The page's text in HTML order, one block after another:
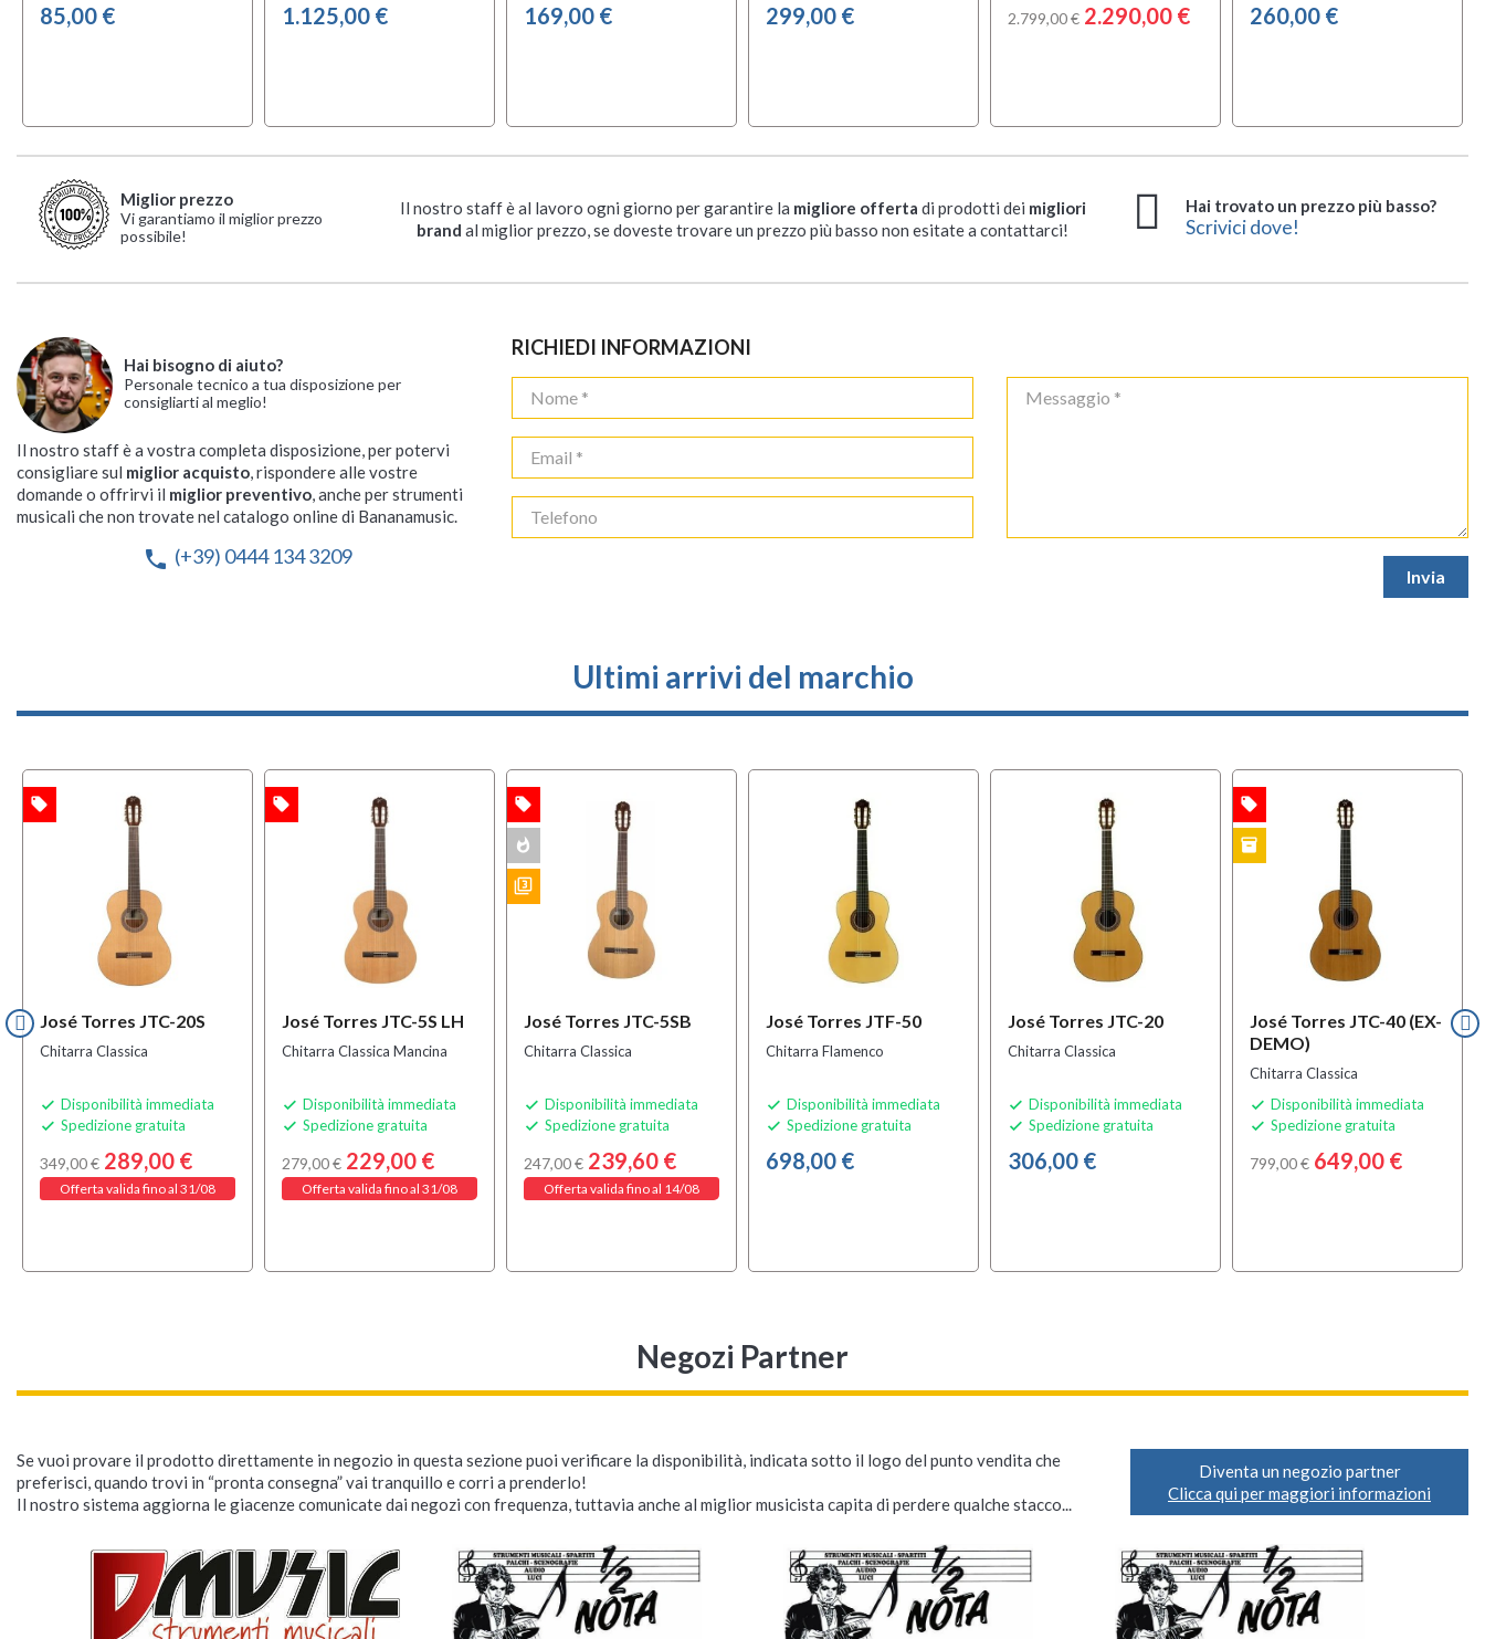
85,00 € 1.125,00 € 169,00 € 299,00 € 2.799,00 € 2.290,00 € 260,00 €
Miglior prezzo
Vi garantiamo il miglior prezzo
possibile!
Il nostro staff è al lavoro ogni giorno per garantire la migliore offerta di prodotti dei migliori
brand al miglior prezzo, se doveste trovare un prezzo più basso non esitate a contattarci!
Hai trovato un prezzo più basso?
Scrivici dove!
Hai bisogno di aiuto?
Personale tecnico a tua disposizione per
consigliarti al meglio!
Il nostro staff è a vostra completa disposizione, per potervi
consigliare sul miglior acquisto, rispondere alle vostre
domande o offrirvi il miglior preventivo, anche per strumenti
musicali che non trovate nel catalogo online di Bananamusic.
phone (+39) 0444 134 3209
RICHIEDI INFORMAZIONI
Ultimi arrivi del marchio
José Torres JTC-20S
Chitarra Classica
 Disponibilità immediata
 Spedizione gratuita
349,00 € 289,00 €
Offerta valida fino al 31/08
local_offer
José Torres JTC-5S LH
Chitarra Classica Mancina
 Disponibilità immediata
 Spedizione gratuita
279,00 € 229,00 €
Offerta valida fino al 31/08
local_offer
José Torres JTC-5SB
Chitarra Classica
 Disponibilità immediata
 Spedizione gratuita
247,00 € 239,60 €
Offerta valida fino al 14/08
local_offer
whatshot
filter_3
José Torres JTF-50
Chitarra Flamenco
 Disponibilità immediata
 Spedizione gratuita
698,00 €
José Torres JTC-20
Chitarra Classica
 Disponibilità immediata
 Spedizione gratuita
306,00 €
José Torres JTC-40 (EX-
DEMO)
Chitarra Classica
 Disponibilità immediata
 Spedizione gratuita
799,00 € 649,00 €
local_offer
inventory
Negozi Partner
Se vuoi provare il prodotto direttamente in negozio in questa sezione puoi verificare la disponibilità, indicata sotto il logo del punto vendita che
preferisci, quando trovi in “pronta consegna” vai tranquillo e corri a prenderlo!
Il nostro sistema aggiorna le giacenze comunicate dai negozi con frequenza, tuttavia anche al miglior musicista capita di perdere qualche stacco...
Diventa un negozio partner
Clicca qui per maggiori informazioni